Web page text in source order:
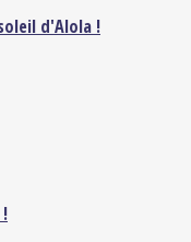
d'Alola !